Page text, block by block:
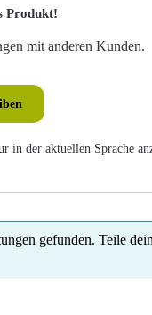
von 0 von 5
Produkt!
mit anderen Kunden.
in der aktuellen Sprache
gefunden. Teile